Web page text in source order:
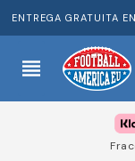
ENTREGA GRATUITA
view_headline